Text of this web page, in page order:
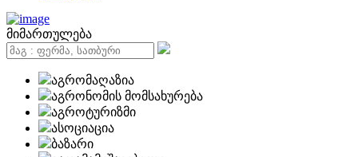
მიმართულება
აგრომაღაზია
აგრონომის მომსახურება
აგროტურიზმი
ასოციაცია
ბაზარი